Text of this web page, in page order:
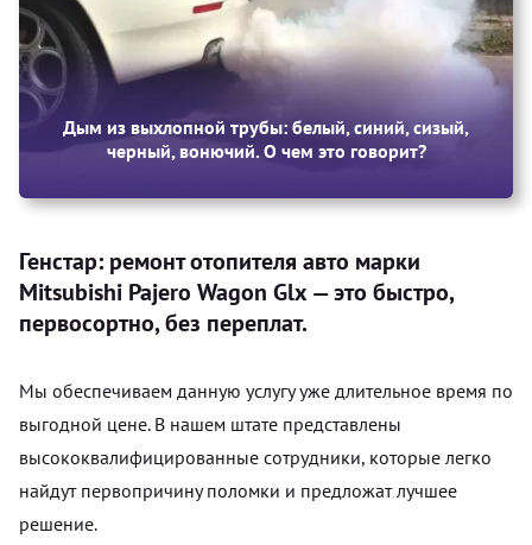
Дым из выхлопной трубы: белый, синий, сизый,
черный, вонючий. О чем это говорит?
Генстар: ремонт отопителя авто марки
Mitsubishi Pajero Wagon Glx — это быстро,
первосортно, без переплат.
Мы обеспечиваем данную услугу уже длительное время по
выгодной цене. В нашем штате представлены
высококвалифицированные сотрудники, которые легко
найдут первопричину поломки и предложат лучшее
решение.